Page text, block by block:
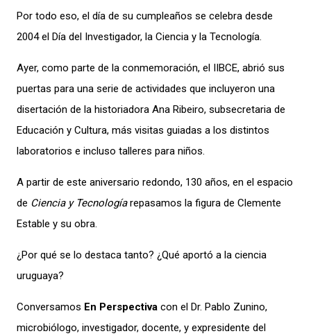
Por todo eso, el día de su cumpleaños se celebra desde
2004el Día del Investigador, la Ciencia y la Tecnología.
Ayer, como parte de la conmemoración, el IIBCE, abrió sus
puertas para una serie de actividades que incluyeron una
disertación de la historiadora Ana Ribeiro, subsecretaria de
Educación y Cultura, más visitas guiadas a los distintos
laboratorios e incluso talleres para niños.
A partir de este aniversario redondo, 130 años, en el espacio
de Ciencia y Tecnologíarepasamos la figura de Clemente
Estable y su obra.
¿Por qué se lo destaca tanto? ¿Qué aportó a la ciencia
uruguaya?
Conversamos En Perspectiva con el Dr. Pablo Zunino,
microbiólogo, investigador, docente, y expresidente del